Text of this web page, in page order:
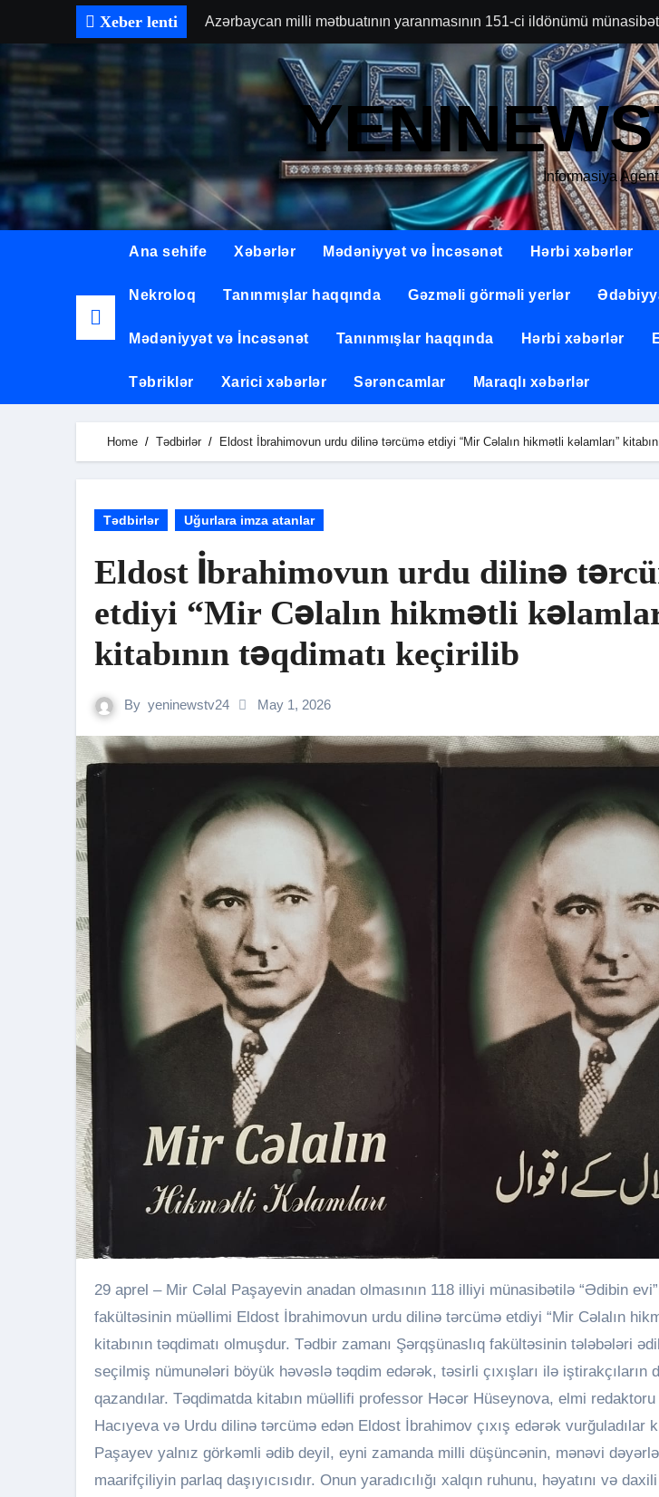
content
Xeber lenti Azərbaycan milli mətbuatının yaranmasının 151-ci ildönümü
Elmi məktəb yaradan, mühəndislik düşüncəsini fəlsəfi baxışlarla
UĞUR-777″ estetik mərkəzi və vətəndaş Gülbadə Abdullayeva ilə
Azərbaycan elmini beynəlxalq akademik mühitdə layiqincə təmsil
Zimbabve Respublikası Milli Assambleyasının sədri Fəxri xiyabanı və
İlham Əliyev ABŞ Senatının Xarici Əlaqələr Komitəsinin üzvünü qəbul
İnformasiya
Ana sehife Xəbərlər Mədəniyyət və İncəsənət Hərbi xəbərlər
Nekroloq Tanınmışlar haqqında Gəzməli görməli yerlər
Mədəniyyət və İncəsənət Tanınmışlar haqqında Hərbi xəbərlər
Təbriklər Xarici xəbərlər Sərəncamlar Maraqlı xəbərlər
Home Tədbirlər Eldost İbrahimovun urdu dilinə tərcümə etdiyi “Mir Cəlalın hikmətli kəlamları”
Tədbirlər Uğurlara imza atanlar
Eldost İbrahimovun urdu dilinə
etdiyi “Mir Cəlalın hikmətli
kitabının təqdimatı keçirilib
By yeninewstv24 May 1, 2026
29 aprel – Mir Cəlal Paşayevin anadan olmasının 118 illiyi münasibətilə “Ədibin evi”ndə Şərqşünaslıq
fakültəsinin müəllimi Eldost İbrahimovun urdu dilinə tərcümə etdiyi “Mir Cəlalın
kitabının təqdimatı olmuşdur. Tədbir zamanı Şərqşünaslıq fakültəsinin tələbələri
seçilmiş nümunələri böyük həvəslə təqdim edərək, təsirli çıxışları ilə iştirakçıların
qazandılar. Təqdimatda kitabın müəllifi professor Həcər Hüseynova, elmi
Hacıyeva və Urdu dilinə tərcümə edən Eldost İbrahimov çıxış edərək vurğuladılar
Paşayev yalnız görkəmli ədib deyil, eyni zamanda milli düşüncənin, mənəvi
maarifçiliyin parlaq daşıyıcısıdır. Onun yaradıcılığı xalqın ruhunu, həyatını və